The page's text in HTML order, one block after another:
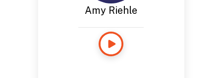
Amy Riehle